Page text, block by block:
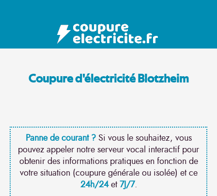
Coupure d'électricité Blotzheim
Panne de courant ?Si vous le souhaitez, vous
pouvez appeler notre serveur vocal interactif pour
obtenir des informations pratiques en fonction de
votre situation (coupure générale ou isolée) et ce
24h/24et7J/7.